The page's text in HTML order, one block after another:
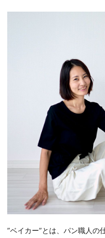
”ベイカー”とは、パン職人の